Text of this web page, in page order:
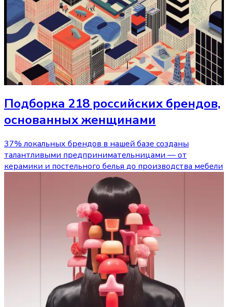
Подборка 218 российских брендов,
основанных женщинами
37% локальных брендов в нашей базе созданы
талантливыми предпринимательницами — от
керамики и постельного белья до производства мебели